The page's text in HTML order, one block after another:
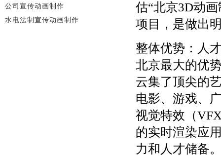
估“北京3D动
项目，是做出
整体优势：人
北京最大的优
云集了顶尖的
电影、游戏、
视觉特效（
的实时渲染应
力和人才储备
公司宣传动画制作
水电法制宣传动画制作